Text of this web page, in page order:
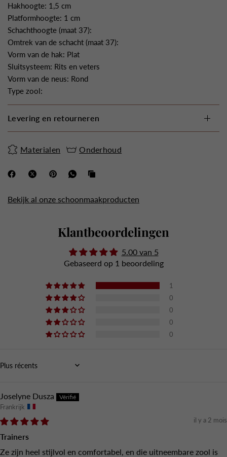
Hakhoogte: 1,5 cm
Platformhoogte: 1 cm
Schachthoogte (maat 37):
Omtrek van de schacht (maat 37):
Vorm van de hak: Plat
Sluitsysteem: Rits en veters
Vorm van de neus: Rond
Type zool:
Levering en retourneren
Materialen Onderhoud
Bekijk al onze schoonmaakproducten
Klantbeoordelingen
5.00 van 5
Gebaseerd op 1 beoordeling
1
0
0
0
0
Sort by
Joselyne Dusza
Frankrijk
il y a 2 mois
Trainers
Ze zijn heel stijlvol en comfortabel, en die uitneembare zool is